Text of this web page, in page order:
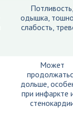
одышка,
слабость,
Может
дольше,
при инфаркте